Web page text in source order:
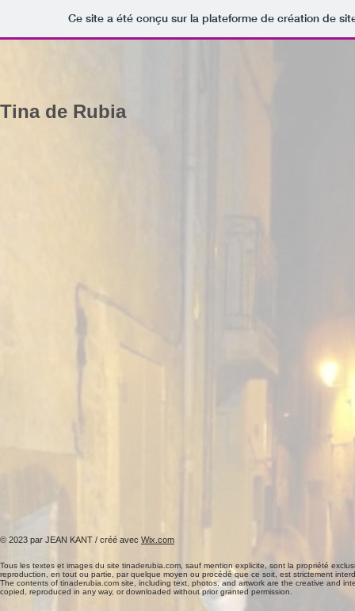
Ce site a été conçu sur la plateforme de création de
Tina de Rubia
© 2023 par JEAN KANT / créé avec Wix.com
Tous les textes et images du site tinaderubia.com, sauf mention explicite, sont la propriété
reproduction, en tout ou partie, par quelque moyen ou procédé que ce soit, est strictement
The contents of tinaderubia.com site, including text, photos, and artwork are the creative and
copied, reproduced in any way, or downloaded without prior granted permission.